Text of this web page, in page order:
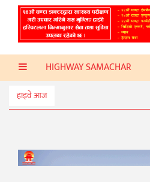
ताजा
समाचार
प्रदेश
प्रविधि
स्वास्थ्य
मनोरञ्जन
HIGHWAY SAMACHAR
हाइवे आज